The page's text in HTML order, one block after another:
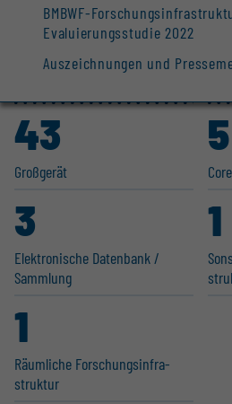
BMBWF-
Evaluierungsstudie 2022
Auszeichnungen und
Großgerät
43 5
Elektro­nische Datenbank /
Sammlung
3 1
Räumliche Forschungs­in­fra­
struktur
1